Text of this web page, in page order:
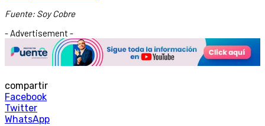
Fuente: Soy Cobre
- Advertisement -
compartir
Facebook
Twitter
WhatsApp